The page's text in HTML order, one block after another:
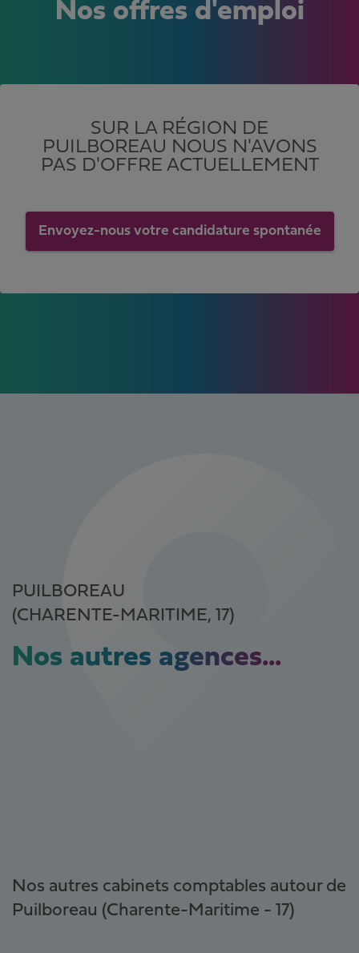
Nos offres d'emploi
SUR LA RÉGION DE
PUILBOREAU NOUS N'AVONS
PAS D'OFFRE ACTUELLEMENT
Envoyez-nous votre candidature spontanée
PUILBOREAU
(CHARENTE-MARITIME, 17)
Nos autres agences...
Nos autres cabinets comptables autour de
Puilboreau (Charente-Maritime - 17)